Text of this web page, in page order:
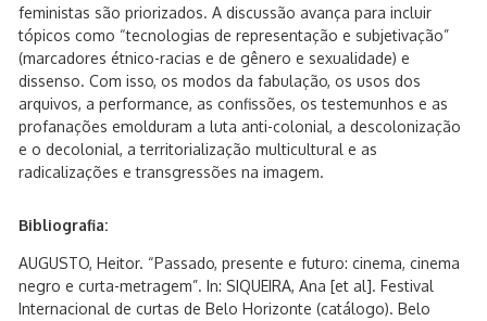
feministas são priorizados. A discussão avança para incluir
tópicos como “tecnologias de representação e subjetivação”
(marcadores étnico-racias e de gênero e sexualidade) e
dissenso. Com isso, os modos da fabulação, os usos dos
arquivos, a performance, as confissões, os testemunhos e as
profanações emolduram a luta anti-colonial, a descolonização
e o decolonial, a territorialização multicultural e as
radicalizações e transgressões na imagem.
Bibliografia:
AUGUSTO, Heitor. “Passado, presente e futuro: cinema, cinema
negro e curta-metragem”. In: SIQUEIRA, Ana [et al]. Festival
Internacional de curtas de Belo Horizonte (catálogo). Belo